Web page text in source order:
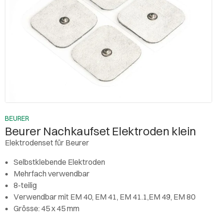
BEURER
Beurer Nachkaufset Elektroden klein
Elektrodenset für Beurer
Selbstklebende Elektroden
Mehrfach verwendbar
8-teilig
Verwendbar mit EM 40, EM 41, EM 41.1,EM 49, EM 80
Grösse: 45 x 45 mm